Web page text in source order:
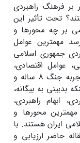
بر فرهنگ راهبردی
تحت تأثیر این
بر چه محورها و
مهم‏ترین عوامل
جمهوری اسلامی
عوامل اقتصادی،
حافظه تاریخی، موقعیت جغرافیایی، تجربه جنگ 8 ساله و
بدبینی به بیگانه،
ابهام راهبردی،
مهم‏ترین محورها و
ایران هستند. با
حاضر ارزیابی و